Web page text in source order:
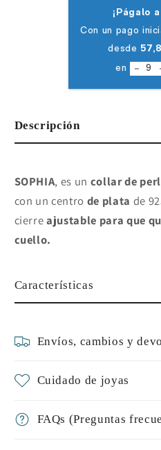
Descripción
SOPHIA, es un collar de
con un centro de plata de
cierreajustable para que
cuello.
Características
Envíos, cambios y
Cuidado de joyas
FAQs (Preguntas